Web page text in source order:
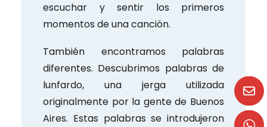
escuchar y sentir los primeros
momentos de una canción.
También encontramos palabras
diferentes. Descubrimos palabras de
lunfardo, una jerga utilizada
originalmente por la gente de Buenos
Aires. Estas palabras se introdujeron